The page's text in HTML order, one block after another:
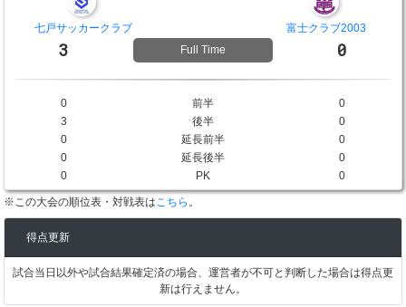
七戸サッカークラブ 富士クラブ2003
3 Full Time 0
0 前半
0
3
後半
0
0
延長前半
0
0
延長後半
0
0
PK 0
※この大会の順位表・対戦表はこちら 。
得点更新
試合当日以外や試合結果確定済の場合、運営者が不可と判断した場合は得点更
新は行えません。